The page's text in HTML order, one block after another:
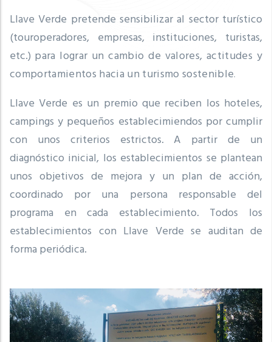
Llave Verde pretende sensibilizar al sector turístico
(touroperadores, empresas, instituciones, turistas,
etc.) para lograr un cambio de valores, actitudes y
comportamientos hacia un turismo sostenible.
Llave Verde es un premio que reciben los hoteles,
campings y pequeños establecimiendos por cumplir
con unos criterios estrictos.A partir de un
diagnóstico inicial, los establecimientos se plantean
unos objetivos de mejora y un plan de acción,
coordinado por una persona responsable del
programa en cada establecimiento. Todos los
establecimientos con Llave Verde se auditan de
forma periódica.